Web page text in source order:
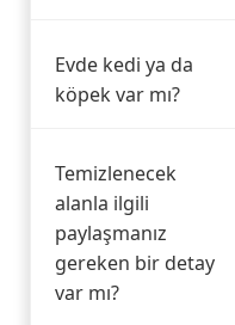
Evde kedi ya da
köpek var mı?
Temizlenecek
alanla ilgili
paylaşmanız
gereken bir detay
var mı?